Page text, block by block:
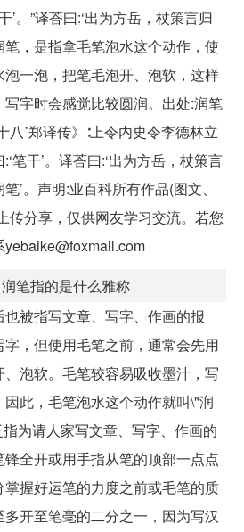
’。”译荅曰:‘出为方岳，杖策言归
，是指拿毛笔泡水这个动作，使
一泡，把笔毛泡开、泡软，这样
字时会感觉比较圆润。出处:润笔
八˙郑译传》∶上令内史令李德林立
笔干’。译荅曰:‘出为方岳，杖策言
’。声明:业百科所有作品(图文、
传分享，仅供网友学习交流。若您
笔指的是什么雅称
被指写文章、写字、作画的报
，但使用毛笔之前，通常会先用
泡软。毛笔较容易吸收墨汁，写
此，毛笔泡水这个动作就叫\"润
为请人家写文章、写字、作画的
全开或用手指从笔的顶部一点点
握好运笔的力度之前或毛笔的质
开至笔毫的二分之一，因为写汉